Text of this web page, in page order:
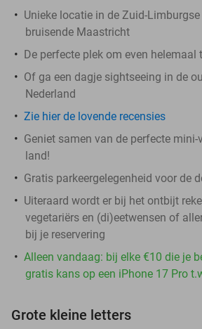
Unieke locatie in de Zuid-
bruisende Maastricht
De perfecte plek om even helemaal
Of ga een dagje sightseeing in de
Nederland
Zie hier de lovende recensies
Geniet samen van de perfecte
land!
Gratis parkeergelegenheid voor de
Uiteraard wordt er bij het ontbijt
vegetariërs en (di)eetwensen of
bij je reservering
Alleen vandaag: bij elke €10 die je
gratis kans op een iPhone 17 Pro
Grote kleine letters